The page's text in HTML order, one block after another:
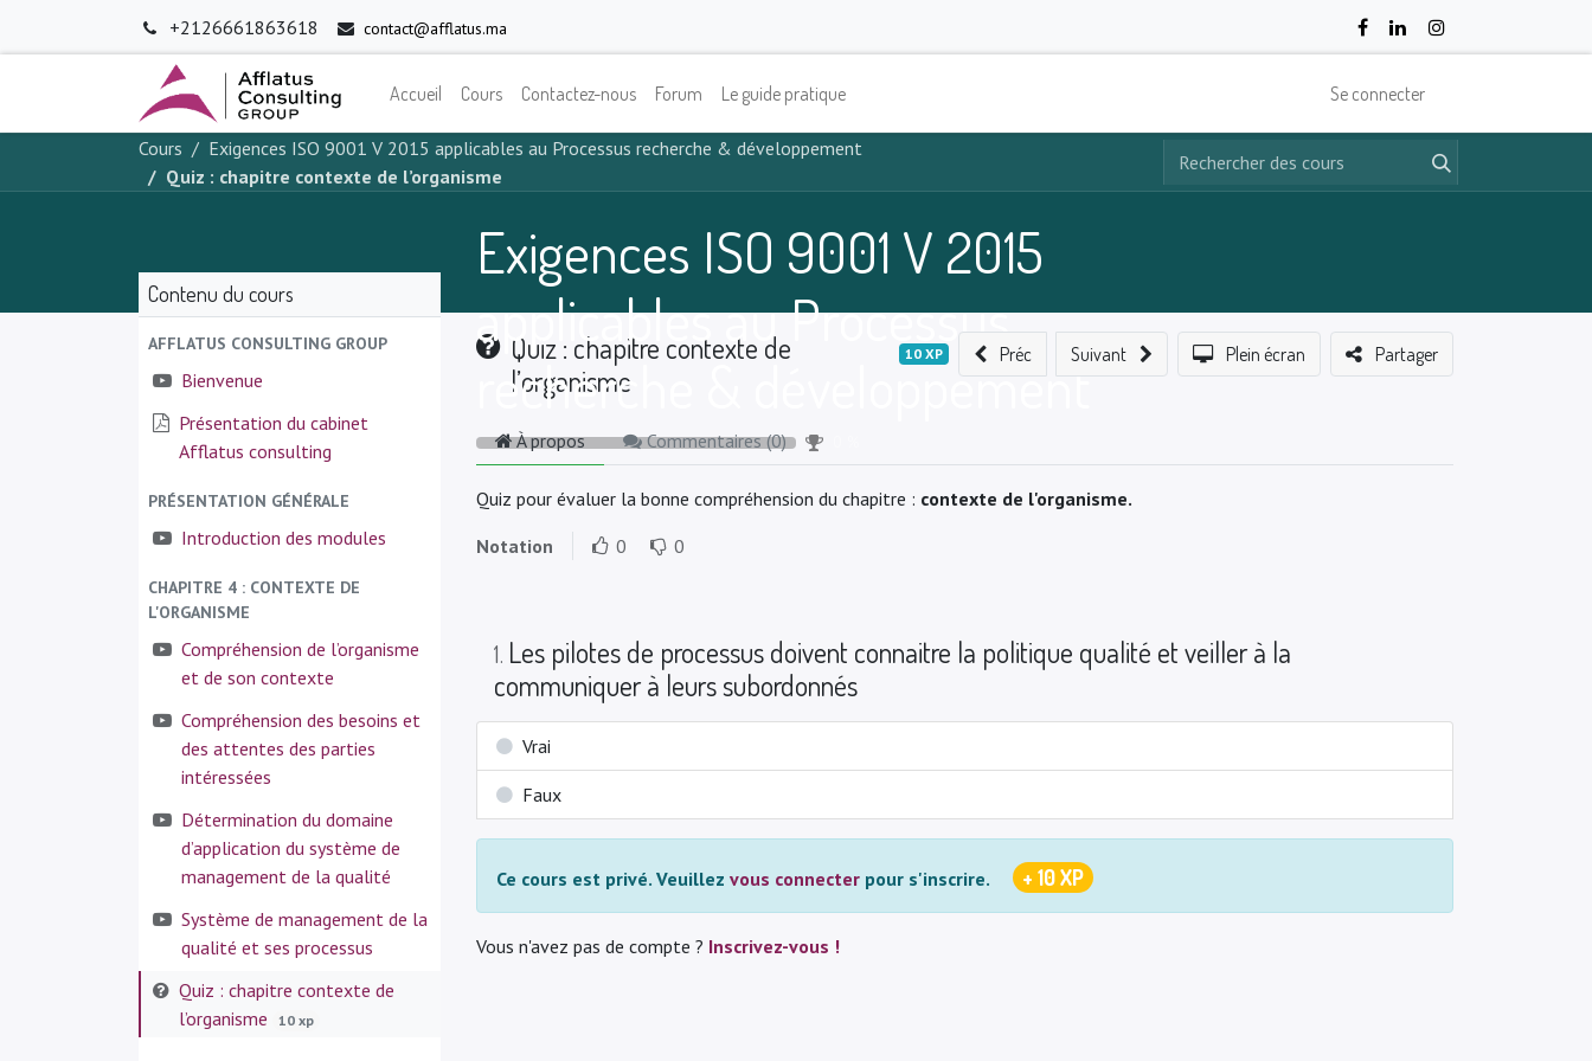
+2126661863618 contact@afflatus.ma
Accueil Cours Contactez-nous Forum Le guide pratique Se connecter
Cours
Exigences ISO 9001 V 2015 applicables au Processus recherche & développement
Quiz : chapitre contexte de l’organisme
Exigences ISO 9001 V 2015
applicables au Processus
recherche & développement
Contenu du cours
AFFLATUS CONSULTING GROUP
Bienvenue
Présentation du cabinet
Afflatus consulting
PRÉSENTATION GÉNÉRALE
Introduction des modules
CHAPITRE 4 : CONTEXTE DE
L'ORGANISME
Compréhension de l’organisme
et de son contexte
Compréhension des besoins et
des attentes des parties
intéressées
Détermination du domaine
d’application du système de
management de la qualité
Système de management de la
qualité et ses processus
Quiz : chapitre contexte de
l’organisme
10 xp
Quiz : chapitre contexte de
l’organisme
10 XP Préc Suivant Plein écran Partager
À propos Commentaires (0)
Quiz pour évaluer la bonne compréhension du chapitre : contexte de l'organisme.
Notation
0 0
1. Les pilotes de processus doivent connaitre la politique qualité et veiller à la
communiquer à leurs subordonnés
Vrai
Faux
Ce cours est privé. Veuillez vous connecter pour s'inscrire. + 10 XP
Vous n'avez pas de compte ? Inscrivez-vous !